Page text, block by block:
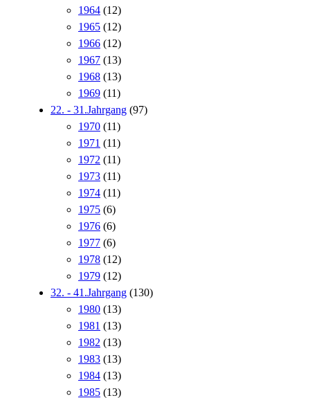
1964 (12)
1965 (12)
1966 (12)
1967 (13)
1968 (13)
1969 (11)
22. - 31.Jahrgang (97)
1970 (11)
1971 (11)
1972 (11)
1973 (11)
1974 (11)
1975 (6)
1976 (6)
1977 (6)
1978 (12)
1979 (12)
32. - 41.Jahrgang (130)
1980 (13)
1981 (13)
1982 (13)
1983 (13)
1984 (13)
1985 (13)